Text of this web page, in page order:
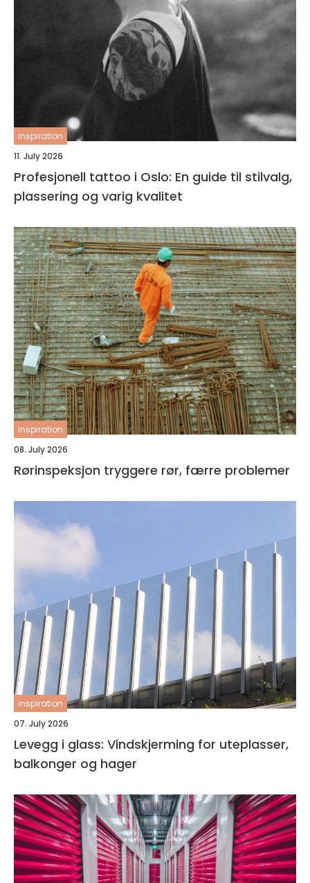
inspiration
11. July 2026
Profesjonell tattoo i Oslo: En guide til stilvalg,
plassering og varig kvalitet
inspiration
08. July 2026
Rørinspeksjon tryggere rør, færre problemer
inspiration
07. July 2026
Levegg i glass: Vindskjerming for uteplasser,
balkonger og hager